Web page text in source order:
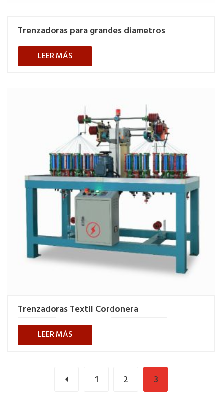
Trenzadoras para grandes diametros
LEER MÁS
Trenzadoras Textil Cordonera
LEER MÁS
1 2 3